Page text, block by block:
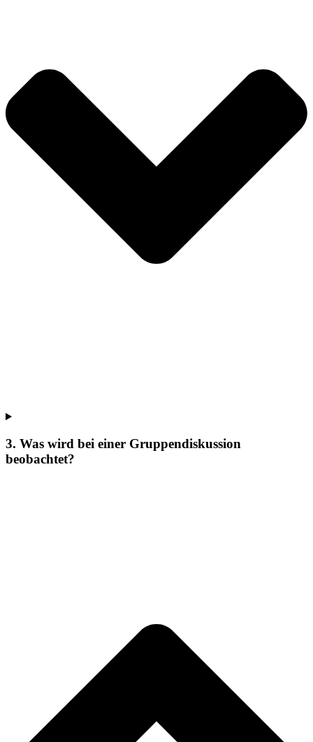
3. Was wird bei einer Gruppendiskussion
beobachtet?